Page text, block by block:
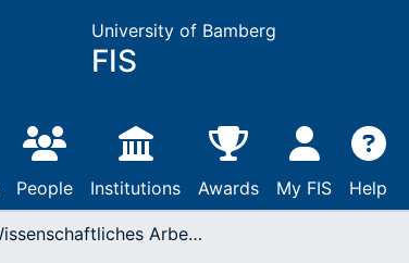
University of Bamberg
FIS
People Institutions Awards My FIS Help
Wissenschaftliches Arbeiten für Soziologen